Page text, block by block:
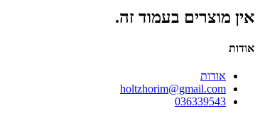
אין מוצרים בעמוד זה.
אודות
אודות
holtzhorim@gmail.com
036339543